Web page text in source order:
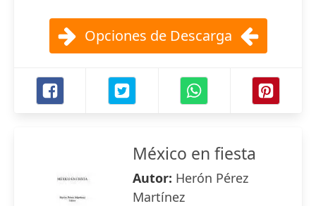
Opciones de Descarga
México en fiesta
Autor: Herón Pérez
Martínez